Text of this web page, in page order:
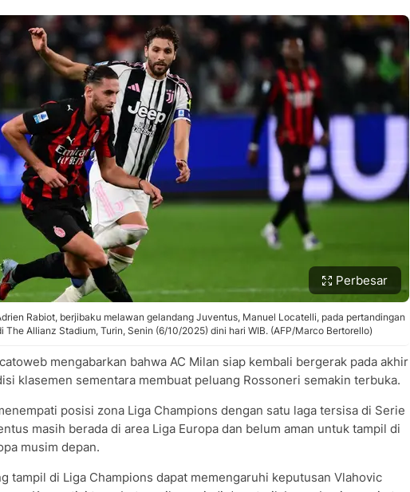
Perbesar
Rabiot, berjibaku melawan gelandang Juventus, Manuel Locatelli, pada pertandingan
The Allianz Stadium, Turin, Senin (6/10/2025) dini hari WIB. (AFP/Marco Bertorello)
mengabarkan bahwa AC Milan siap kembali bergerak pada akhir
klasemen sementara membuat peluang Rossoneri semakin terbuka.
posisi zona Liga Champions dengan satu laga tersisa di Serie
masih berada di area Liga Europa dan belum aman untuk tampil di
musim depan.
tampil di Liga Champions dapat memengaruhi keputusan Vlahovic